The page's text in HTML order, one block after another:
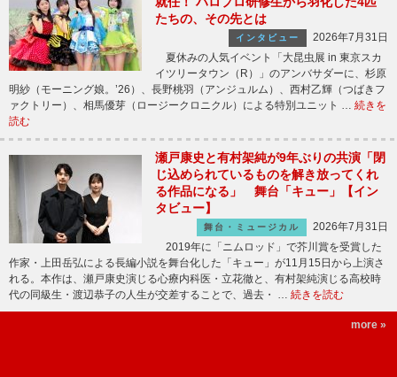
たちの、その先とは
インタビュー
2026年7月31日
夏休みの人気イベント「大昆虫展 in 東京スカ
イツリータウン（R）」のアンバサダーに、杉原
明紗（モーニング娘。’26）、長野桃羽（アンジュルム）、西村乙輝（つばきフ
ァクトリー）、相馬優芽（ロージークロニクル）による特別ユニット … 続きを
読む
瀬戸康史と有村架純が9年ぶりの共演「閉
じ込められているものを解き放ってくれ
る作品になる」 舞台「キュー」【イン
タビュー】
舞台・ミュージカル
2026年7月31日
2019年に「ニムロッド」で芥川賞を受賞した
作家・上田岳弘による長編小説を舞台化した「キュー」が11月15日から上演さ
れる。本作は、瀬戸康史演じる心療内科医・立花徹と、有村架純演じる高校時
代の同級生・渡辺恭子の人生が交差することで、過去・ … 続きを読む
more »